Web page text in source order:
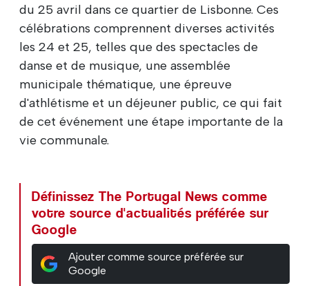
du 25 avril dans ce quartier de Lisbonne. Ces
célébrations comprennent diverses activités
les 24 et 25, telles que des spectacles de
danse et de musique, une assemblée
municipale thématique, une épreuve
d'athlétisme et un déjeuner public, ce qui fait
de cet événement une étape importante de la
vie communale.
Définissez The Portugal News comme
votre source d'actualités préférée sur
Google
Ajouter comme source préférée sur
Google